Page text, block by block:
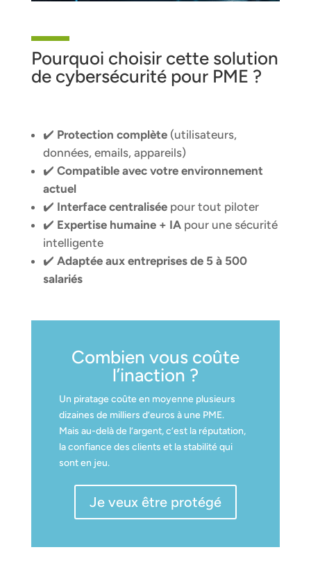
Pourquoi choisir cette solution
de cybersécurité pour PME ?
✔️ Protection complète(utilisateurs,
données, emails, appareils)
✔️ Compatible avec votre environnement
actuel
✔️ Interface centraliséepour tout piloter
✔️ Expertise humaine + IApour une sécurité
intelligente
✔️ Adaptée aux entreprises de 5 à 500
salariés
Combien vous coûte
l’inaction ?
Un piratage coûte en moyenne plusieurs
dizaines de milliers d’euros à une PME.
Mais au-delà de l’argent, c’est la réputation,
la confiance des clients et la stabilité qui
sont en jeu.
Je veux être protégé